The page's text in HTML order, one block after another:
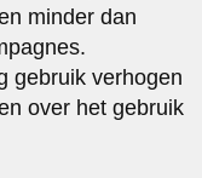
minder dan
gebruik verhogen
over het gebruik